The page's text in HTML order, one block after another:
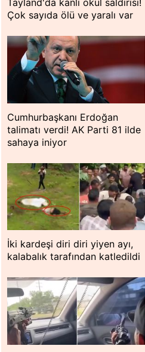
Çok sayıda ölü ve yaralı var
Cumhurbaşkanı Erdoğan
talimatı verdi! AK Parti 81 ilde
sahaya iniyor
İki kardeşi diri diri yiyen ayı,
kalabalık tarafından katledildi